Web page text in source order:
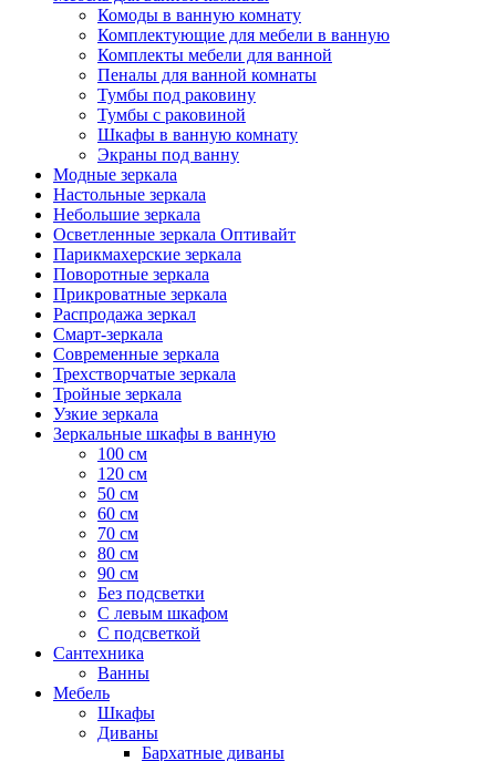
Комоды в ванную комнату
Комплектующие для мебели в ванную
Комплекты мебели для ванной
Пеналы для ванной комнаты
Тумбы под раковину
Тумбы с раковиной
Шкафы в ванную комнату
Экраны под ванну
Модные зеркала
Настольные зеркала
Небольшие зеркала
Осветленные зеркала Оптивайт
Парикмахерские зеркала
Поворотные зеркала
Прикроватные зеркала
Распродажа зеркал
Смарт-зеркала
Современные зеркала
Трехстворчатые зеркала
Тройные зеркала
Узкие зеркала
Зеркальные шкафы в ванную
100 см
120 см
50 см
60 см
70 см
80 см
90 см
Без подсветки
С левым шкафом
С подсветкой
Сантехника
Ванны
Мебель
Шкафы
Диваны
Бархатные диваны